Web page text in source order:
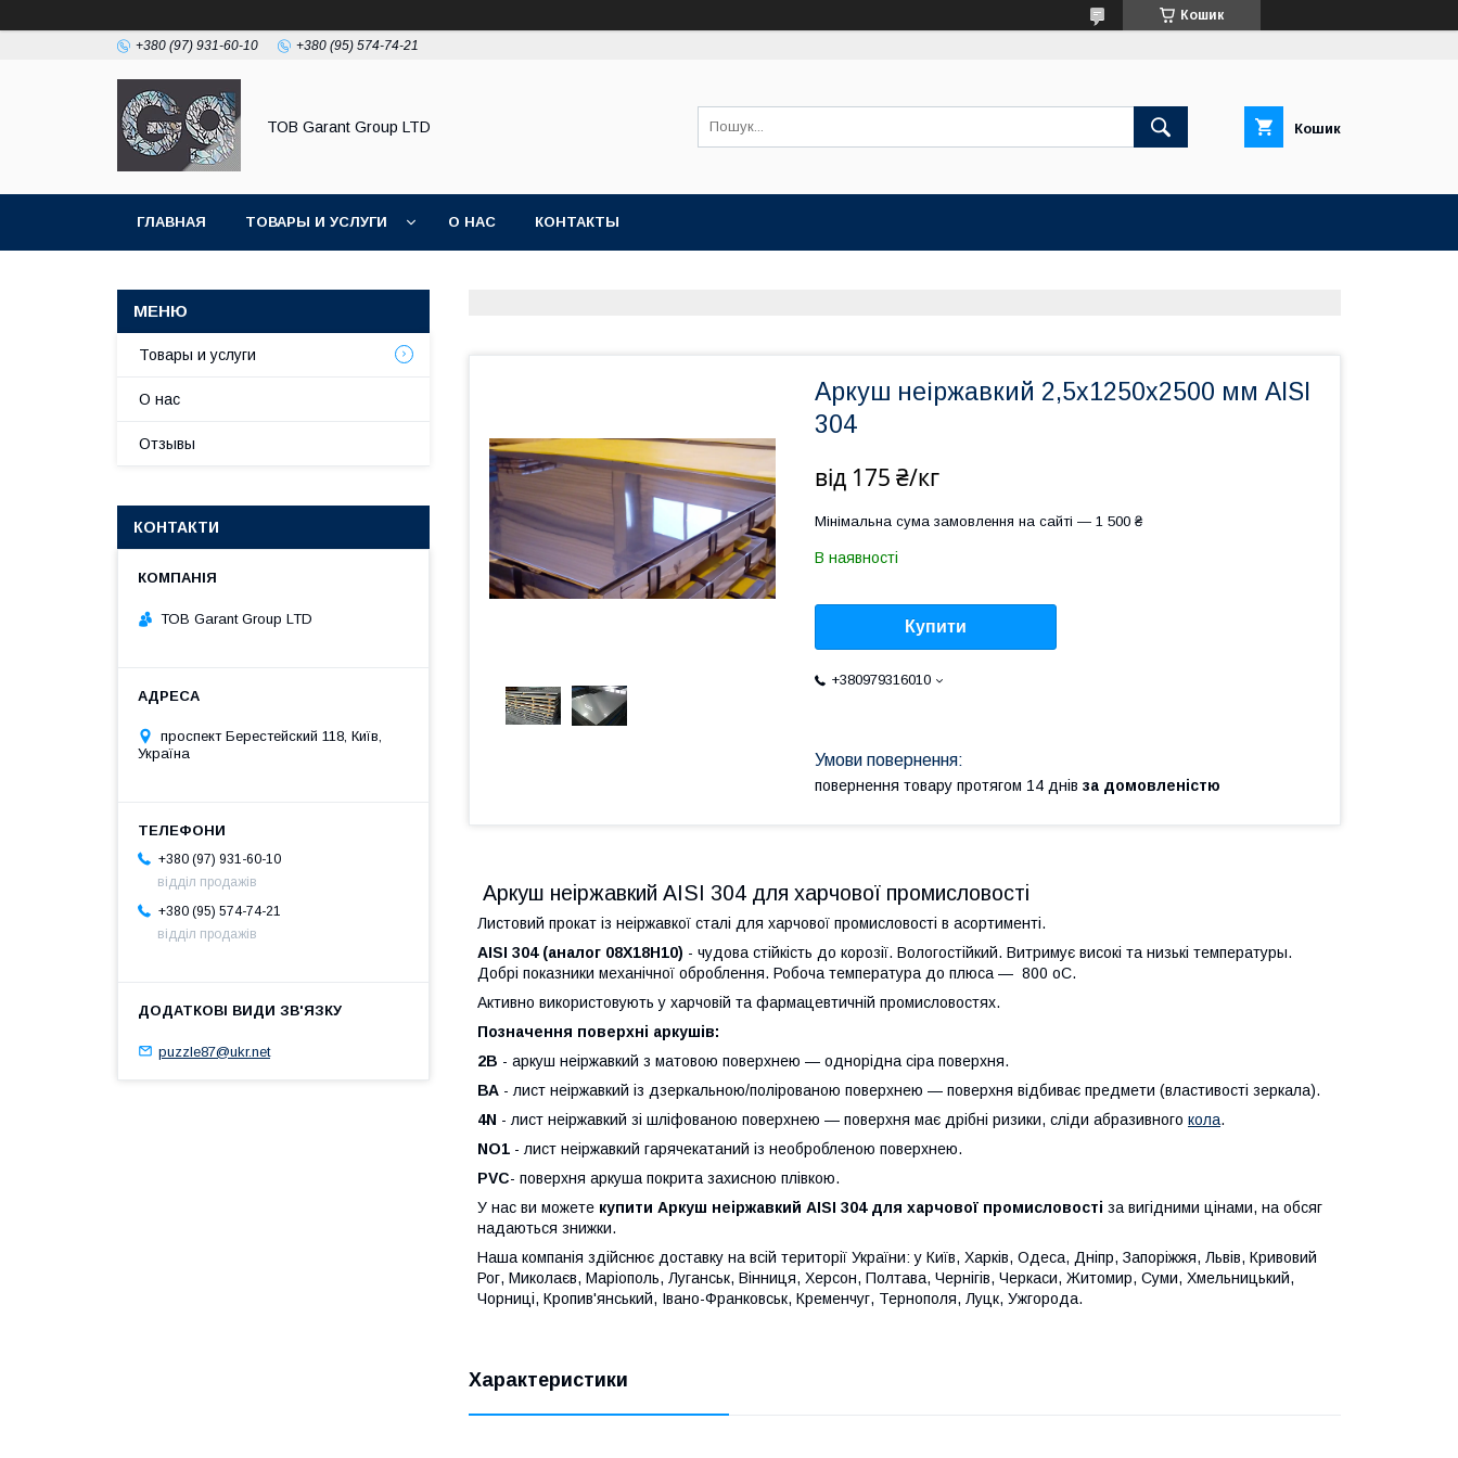
Кошик
+380 (97) 931-60-10 +380 (95) 574-74-21
ТОВ Garant Group LTD Кошик
ГЛАВНАЯ ТОВАРЫ И УСЛУГИ О НАС КОНТАКТЫ
Аркуш неіржавкий 2,5х1250х2500 мм AISI
304
від 175 ₴/кг
Мінімальна сума замовлення на сайті — 1 500 ₴
В наявності
Купити
+380979316010
повернення товару протягом 14 днів за домовленістю
Аркуш неіржавкий AISI 304 для харчової промисловості
Листовий прокат із неіржавкої сталі для харчової промисловості в асортименті.
AISI 304 (аналог 08Х18Н10) - чудова стійкість до корозії. Вологостійкий. Витримує високі та низькі температуры.
Добрі показники механічної оброблення. Робоча температура до плюса — 800 оС.
Активно використовують у харчовій та фармацевтичній промисловостях.
Позначення поверхні аркушів:
2В - аркуш неіржавкий з матовою поверхнею — однорідна сіра поверхня.
ВА - лист неіржавкий із дзеркальною/полірованою поверхнею — поверхня відбиває предмети (властивості зеркала).
4N - лист неіржавкий зі шліфованою поверхнею — поверхня має дрібні ризики, сліди абразивного кола.
NO1 - лист неіржавкий гарячекатаний із необробленою поверхнею.
PVC- поверхня аркуша покрита захисною плівкою.
У нас ви можете купити Аркуш неіржавкий AISI 304 для харчової промисловості за вигідними цінами, на обсяг
надаються знижки.
Наша компанія здійснює доставку на всій території України: у Київ, Харків, Одеса, Дніпр, Запоріжжя, Львів, Кривовий
Рог, Миколаєв, Маріополь, Луганськ, Вінниця, Херсон, Полтава, Чернігів, Черкаси, Житомир, Суми, Хмельницький,
Чорниці, Кропив'янський, Івано-Франковськ, Кременчуг, Тернополя, Луцк, Ужгорода.
Характеристики
Товары и услуги
О нас
Отзывы
КОНТАКТИ
ТОВ Garant Group LTD
проспект Берестейский 118, Київ,
Україна
+380 (97) 931-60-10
відділ продажів
+380 (95) 574-74-21
відділ продажів
puzzle87@ukr.net